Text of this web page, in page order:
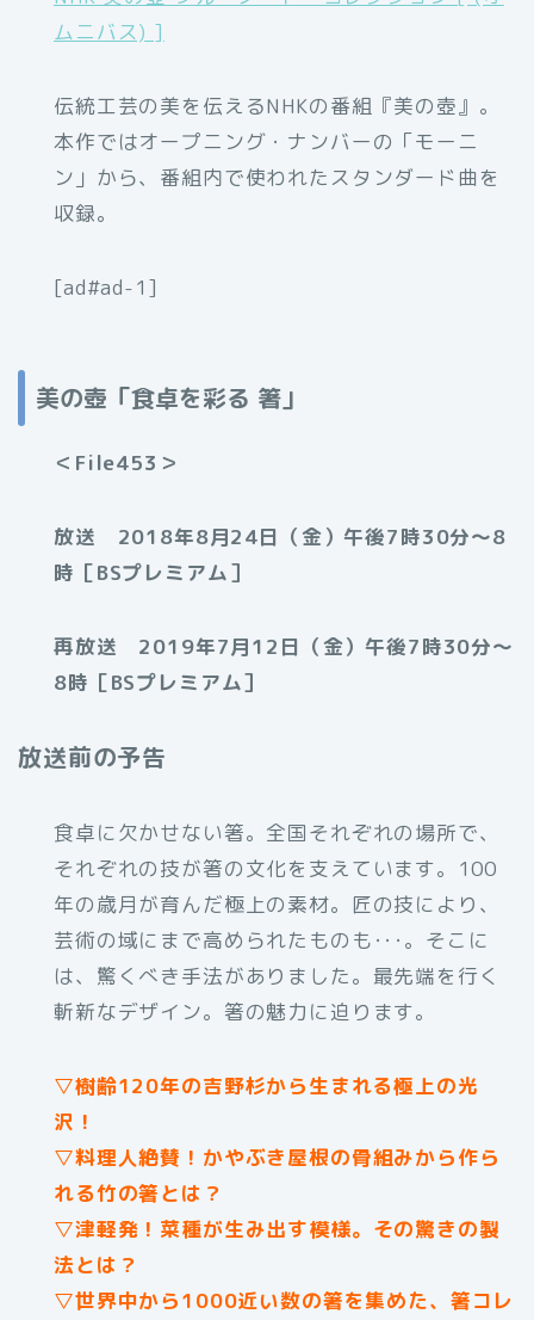
ムニバス) ]
伝統工芸の美を伝えるNHKの番組『美の壺』。
本作ではオープニング・ナンバーの「モーニ
ン」から、番組内で使われたスタンダード曲を
収録。
[ad#ad-1]
美の壺「食卓を彩る 箸」
＜File453＞
放送 2018年8月24日（金）午後7時30分～8
時［BSプレミアム］
再放送 2019年7月12日（金）午後7時30分～
8時［BSプレミアム］
放送前の予告
食卓に欠かせない箸。全国それぞれの場所で、
それぞれの技が箸の文化を支えています。100
年の歳月が育んだ極上の素材。匠の技により、
芸術の域にまで高められたものも･･･。そこに
は、驚くべき手法がありました。最先端を行く
斬新なデザイン。箸の魅力に迫ります。
▽樹齢120年の吉野杉から生まれる極上の光
沢！
▽料理人絶賛！かやぶき屋根の骨組みから作ら
れる竹の箸とは？
▽津軽発！菜種が生み出す模様。その驚きの製
法とは？
▽世界中から1000近い数の箸を集めた、箸コレ